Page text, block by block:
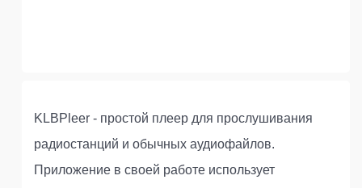
KLBPleer - простой плеер для прослушивания
радиостанций и обычных аудиофайлов.
Приложение в своей работе использует